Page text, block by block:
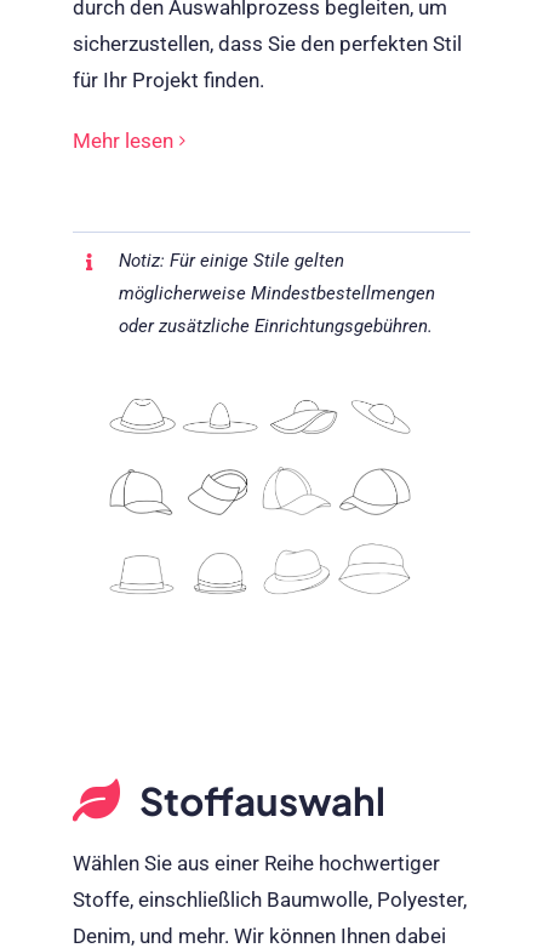
durch den Auswahlprozess begleiten, um
sicherzustellen, dass Sie den perfekten Stil
für Ihr Projekt finden.
Mehr lesen
Notiz: Für einige Stile gelten
möglicherweise Mindestbestellmengen
oder zusätzliche Einrichtungsgebühren.
Stoffauswahl
Wählen Sie aus einer Reihe hochwertiger
Stoffe, einschließlich Baumwolle, Polyester,
Denim, und mehr. Wir können Ihnen dabei